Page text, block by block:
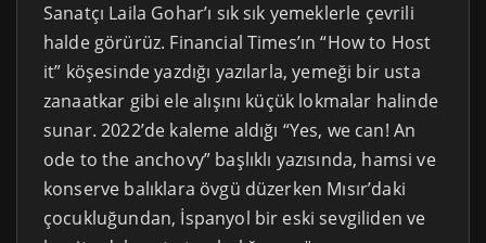
Sanatçı Laila Gohar’ı sık sık yemeklerle çevrili
halde görürüz. Financial Times’ın “How to Host
it” köşesinde yazdığı yazılarla, yemeği bir usta
zanaatkar gibi ele alışını küçük lokmalar halinde
sunar. 2022’de kaleme aldığı “Yes, we can! An
ode to the anchovy” başlıklı yazısında, hamsi ve
konserve balıklara övgü düzerken Mısır’daki
çocukluğundan, İspanyol bir eski sevgiliden ve